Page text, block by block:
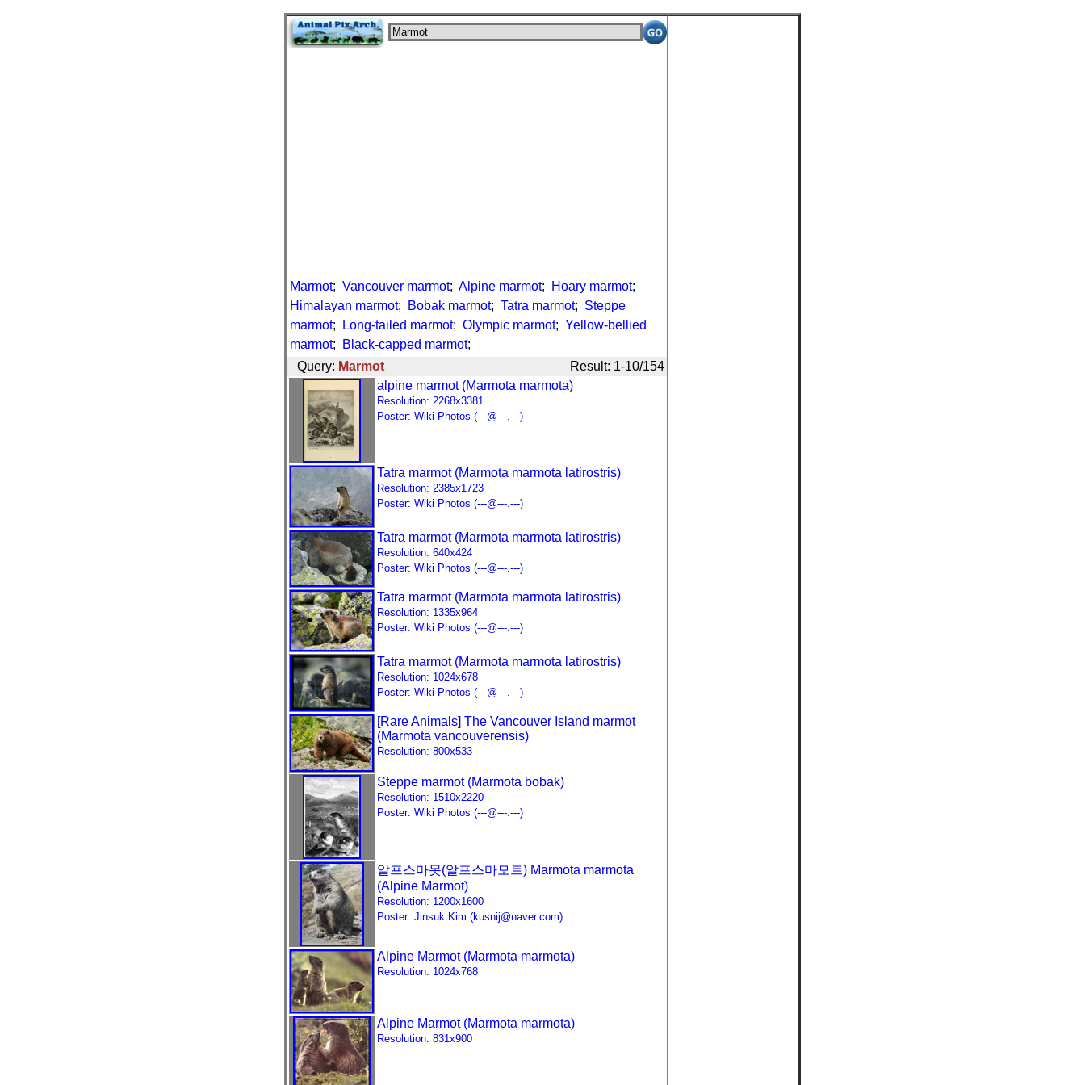
Marmot; Vancouver marmot; Alpine marmot; Hoary marmot;
Himalayan marmot; Bobak marmot; Tatra marmot; Steppe
marmot; Long-tailed marmot; Olympic marmot; Yellow-bellied
marmot; Black-capped marmot;
Query: Marmot
Result: 1-10/154
alpine marmot (Marmota marmota)
Resolution: 2268x3381
Poster: Wiki Photos (---@---.---)
Tatra marmot (Marmota marmota latirostris)
Resolution: 2385x1723
Poster: Wiki Photos (---@---.---)
Tatra marmot (Marmota marmota latirostris)
Resolution: 640x424
Poster: Wiki Photos (---@---.---)
Tatra marmot (Marmota marmota latirostris)
Resolution: 1335x964
Poster: Wiki Photos (---@---.---)
Tatra marmot (Marmota marmota latirostris)
Resolution: 1024x678
Poster: Wiki Photos (---@---.---)
[Rare Animals] The Vancouver Island marmot
(Marmota vancouverensis)
Resolution: 800x533
Steppe marmot (Marmota bobak)
Resolution: 1510x2220
Poster: Wiki Photos (---@---.---)
알프스마못(알프스마모트) Marmota marmota
(Alpine Marmot)
Resolution: 1200x1600
Poster: Jinsuk Kim (kusnij@naver.com)
Alpine Marmot (Marmota marmota)
Resolution: 1024x768
Alpine Marmot (Marmota marmota)
Resolution: 831x900